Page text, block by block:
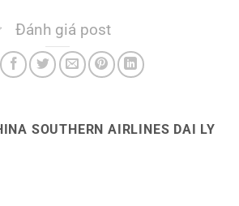
Đánh giá post
SOUTHERN AIRLINES DAI LY